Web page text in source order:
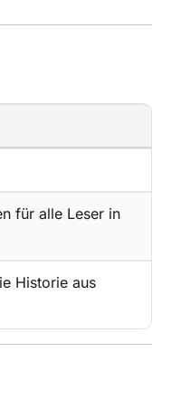
für alle Leser in
Historie aus